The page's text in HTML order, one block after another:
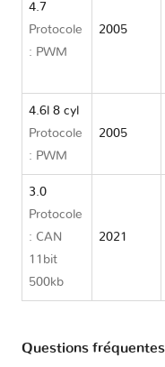
4.7
Protocole
: PWM
2005
4.6l 8 cyl
Protocole
: PWM
2005
3.0
Protocole
: CAN
11bit
500kb
2021
Questions